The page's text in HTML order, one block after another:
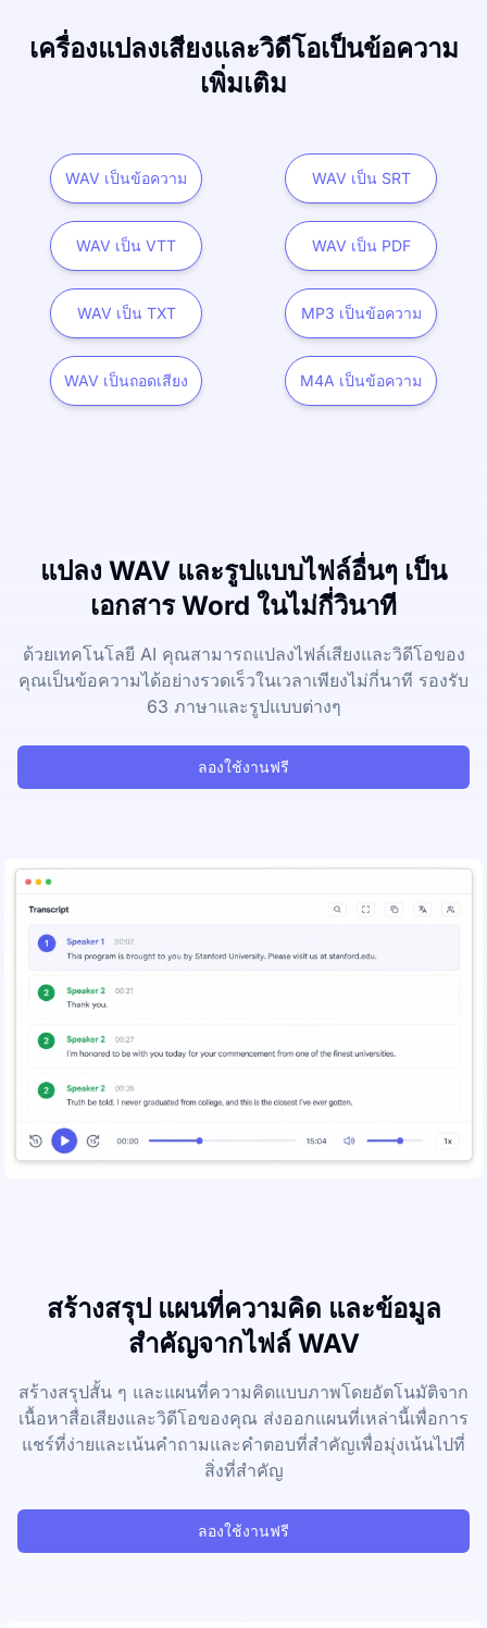
เครื่องแปลงเสียงและวิดีโอเป็นข้อความ
เพิ่มเติม
WAV เป็นข้อความ WAV เป็น SRT
WAV เป็น VTT WAV เป็น PDF
WAV เป็น TXT MP3 เป็นข้อความ
WAV เป็นถอดเสียง M4A เป็นข้อความ
แปลง WAV และรูปแบบไฟล์อื่นๆ เป็น
เอกสาร Word ในไม่กี่วินาที
ด้วยเทคโนโลยี AI คุณสามารถแปลงไฟล์เสียงและวิดีโอของ
คุณเป็นข้อความได้อย่างรวดเร็วในเวลาเพียงไม่กี่นาที รองรับ
63 ภาษาและรูปแบบต่างๆ
ลองใช้งานฟรี
สร้างสรุป แผนที่ความคิด และข้อมูล
สำคัญจากไฟล์ WAV
สร้างสรุปสั้น ๆ และแผนที่ความคิดแบบภาพโดยอัตโนมัติจาก
เนื้อหาสื่อเสียงและวิดีโอของคุณ ส่งออกแผนที่เหล่านี้เพื่อการ
แชร์ที่ง่ายและเน้นคำถามและคำตอบที่สำคัญเพื่อมุ่งเน้นไปที่
สิ่งที่สำคัญ
ลองใช้งานฟรี